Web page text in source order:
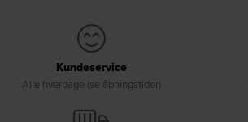
Kundeservice
Alle hverdage (se åbningstider)